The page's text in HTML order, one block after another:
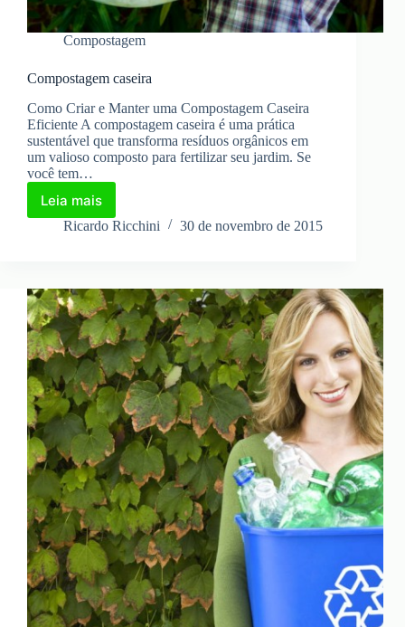
Compostagem
Compostagem caseira
Como Criar e Manter uma Compostagem Caseira
Eficiente A compostagem caseira é uma prática
sustentável que transforma resíduos orgânicos em
um valioso composto para fertilizar seu jardim. Se
você tem…
Leia maisCompostagem
caseira
Ricardo Ricchini 30 de novembro de 2015